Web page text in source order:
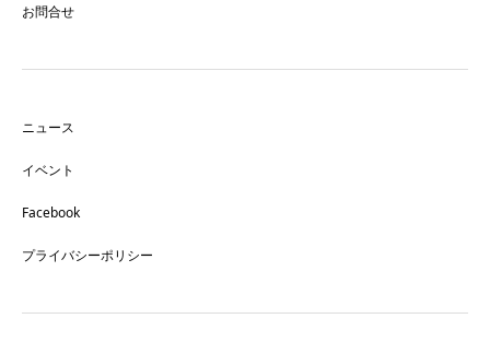
お問合せ
ニュース
イベント
Facebook
プライバシーポリシー